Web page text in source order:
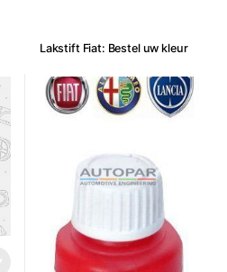
Lakstift Fiat: Bestel uw kleur